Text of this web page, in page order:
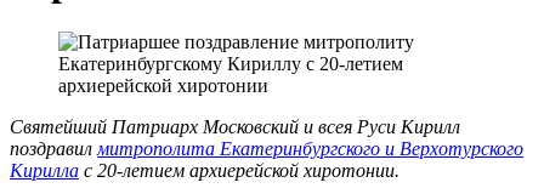
Святейший Патриарх Московский и всея Руси Кирилл
поздравил митрополита Екатеринбургского и Верхотурского
Кирилла с 20-летием архиерейской хиротонии.